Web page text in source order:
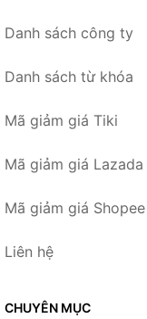
Danh sách công ty
Danh sách từ khóa
Mã giảm giá Tiki
Mã giảm giá Lazada
Mã giảm giá Shopee
Liên hệ
CHUYÊN MỤC